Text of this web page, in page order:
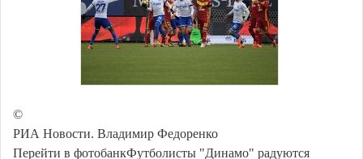
©
РИА Новости. Владимир Федоренко
Перейти в фотобанкФутболисты "Динамо" радуются